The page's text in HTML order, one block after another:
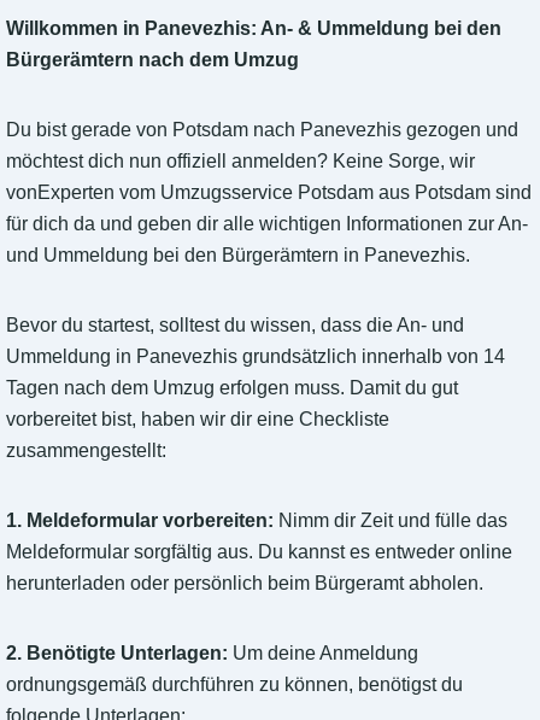
Willkommen in Panevezhis: An- & Ummeldung bei den
Bürgerämtern nach dem Umzug
Du bist gerade von Potsdam nach Panevezhis gezogen und
möchtest dich nun offiziell anmelden? Keine Sorge, wir
vonExperten vom Umzugsservice Potsdam aus Potsdam sind
für dich da und geben dir alle wichtigen Informationen zur An-
und Ummeldung bei den Bürgerämtern in Panevezhis.
Bevor du startest, solltest du wissen, dass die An- und
Ummeldung in Panevezhis grundsätzlich innerhalb von 14
Tagen nach dem Umzug erfolgen muss. Damit du gut
vorbereitet bist, haben wir dir eine Checkliste
zusammengestellt:
1. Meldeformular vorbereiten: Nimm dir Zeit und fülle das
Meldeformular sorgfältig aus. Du kannst es entweder online
herunterladen oder persönlich beim Bürgeramt abholen.
2. Benötigte Unterlagen: Um deine Anmeldung
ordnungsgemäß durchführen zu können, benötigst du
folgende Unterlagen: